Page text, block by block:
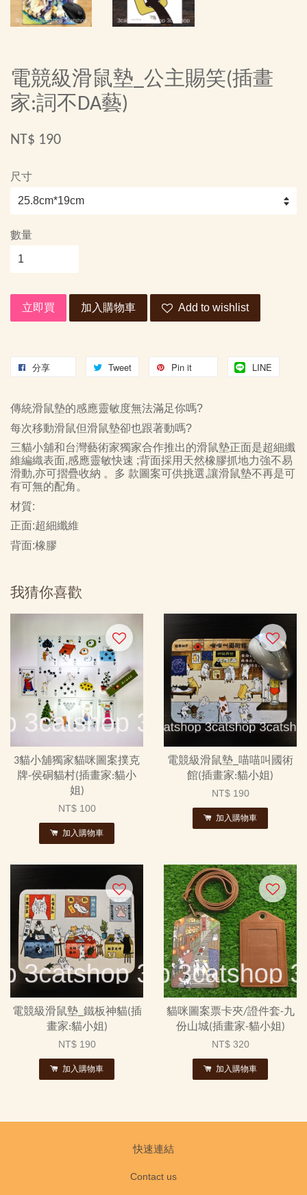
電競級滑鼠墊_公主賜笑(插畫
家:詞不DA藝)
NT$ 190
尺寸
數量
立即買 加入購物車 Add to wishlist
分享 Tweet Pin it LINE
傳統滑鼠墊的感應靈敏度無法滿足你嗎?
每次移動滑鼠但滑鼠墊卻也跟著動嗎?
三貓小舖和台灣藝術家獨家合作推出的滑鼠墊正面是超細纖
維編織表面,感應靈敏快速 ;背面採用天然橡膠抓地力強不易
滑動,亦可摺疊收納 。多 款圖案可供挑選,讓滑鼠墊不再是可
有可無的配角。
材質:
正面:超細纖維
背面:橡膠
我猜你喜歡
3貓小舖獨家貓咪圖案撲克
牌-侯硐貓村(插畫家:貓小
姐)
NT$ 100
加入購物車
電競級滑鼠墊_喵喵叫國術
館(插畫家:貓小姐)
NT$ 190
加入購物車
電競級滑鼠墊_鐵板神貓(插
畫家:貓小姐)
NT$ 190
加入購物車
貓咪圖案票卡夾/證件套-九
份山城(插畫家-貓小姐)
NT$ 320
加入購物車
快速連結
Contact us